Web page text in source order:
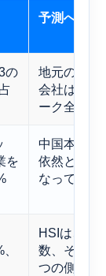
予測への影
の
地元の銀行
会社は依然
ーク全体を
を
中国本土の
依然として
なっている
HSIは、金
数、そして
つの側面を